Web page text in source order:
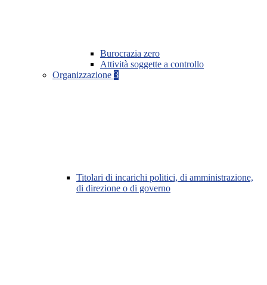
Burocrazia zero
Attività soggette a controllo
Organizzazione 3
Titolari di incarichi politici, di amministrazione,
di direzione o di governo